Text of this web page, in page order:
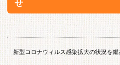
せ
新型コロナウィルス感染拡大の状況を